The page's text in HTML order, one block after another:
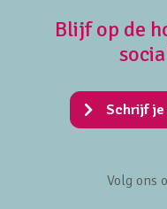
Blijf op de
Schrijf je
Volg ons